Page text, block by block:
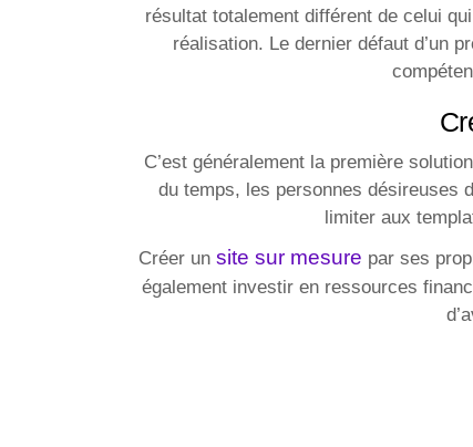
résultat totalement différent de celui
réalisation. Le dernier défaut d’un
C’est généralement la première
du temps, les personnes désireuses
limiter aux
Créer un site sur mesure par ses
également investir en ressources